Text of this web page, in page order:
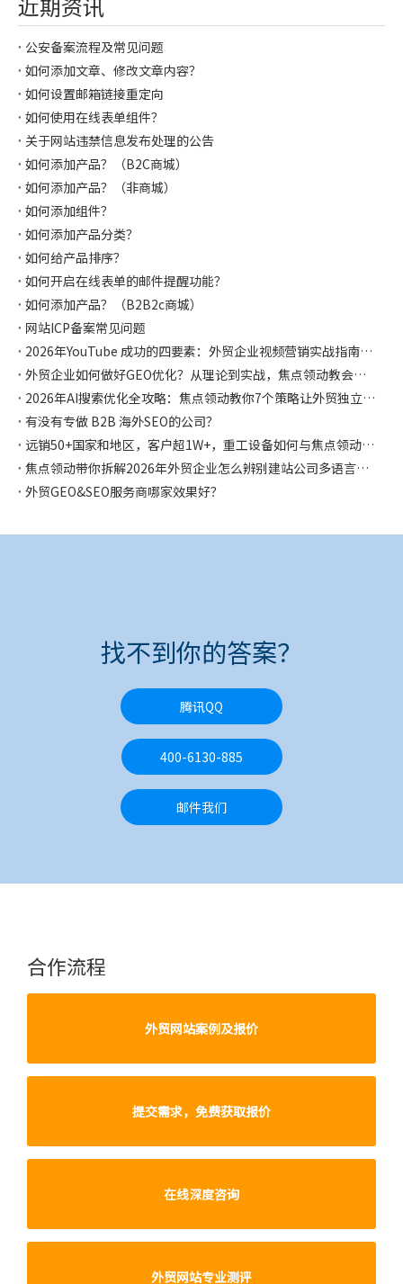
公安备案流程及常见问题
如何添加文章、修改文章内容？
如何设置邮箱链接重定向
如何使用在线表单组件？
关于网站违禁信息发布处理的公告
如何添加产品？（B2C商城）
如何添加产品？（非商城）
如何添加组件？
如何添加产品分类？
如何给产品排序？
如何开启在线表单的邮件提醒功能？
如何添加产品？（B2B2c商城）
网站ICP备案常见问题
2026年YouTube 成功的四要素：外贸企业视频营销实战指南，焦点领动都帮你整理好啦
外贸企业如何做好GEO优化？从理论到实战，焦点领动教会你如何让AI主动推荐你！
2026年AI搜索优化全攻略：焦点领动教你7个策略让外贸独立站在AI时代抢占流量先机
有没有专做 B2B 海外SEO的公司？
远销50+国家和地区，客户超1W+，重工设备如何与焦点领动合作独立站突破获客困局，斩获千万海外订单！
焦点领动带你拆解2026年外贸企业怎么辨别建站公司多语言是否专业？怎么选择？
外贸GEO&SEO服务商哪家效果好？
找不到你的答案？
腾讯QQ
400-6130-885
邮件我们
合作流程
外贸网站案例及报价
提交需求，免费获取报价
在线深度咨询
外贸网站专业测评